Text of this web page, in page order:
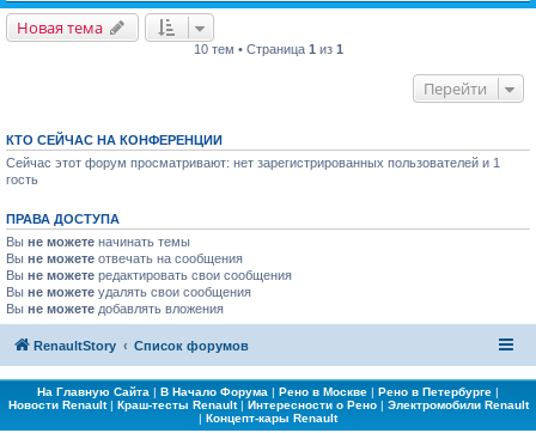
Новая тема
10 тем • Страница 1 из 1
Перейти
КТО СЕЙЧАС НА КОНФЕРЕНЦИИ
Сейчас этот форум просматривают: нет зарегистрированных пользователей и 1
гость
ПРАВА ДОСТУПА
Вы не можете начинать темы
Вы не можете отвечать на сообщения
Вы не можете редактировать свои сообщения
Вы не можете удалять свои сообщения
Вы не можете добавлять вложения
RenaultStory Список форумов
На Главную Сайта | В Начало Форума | Рено в Москве | Рено в Петербурге |
Новости Renault| Краш-тесты Renault| Интересности о Рено| Электромобили Renault
| Концепт-кары Renault